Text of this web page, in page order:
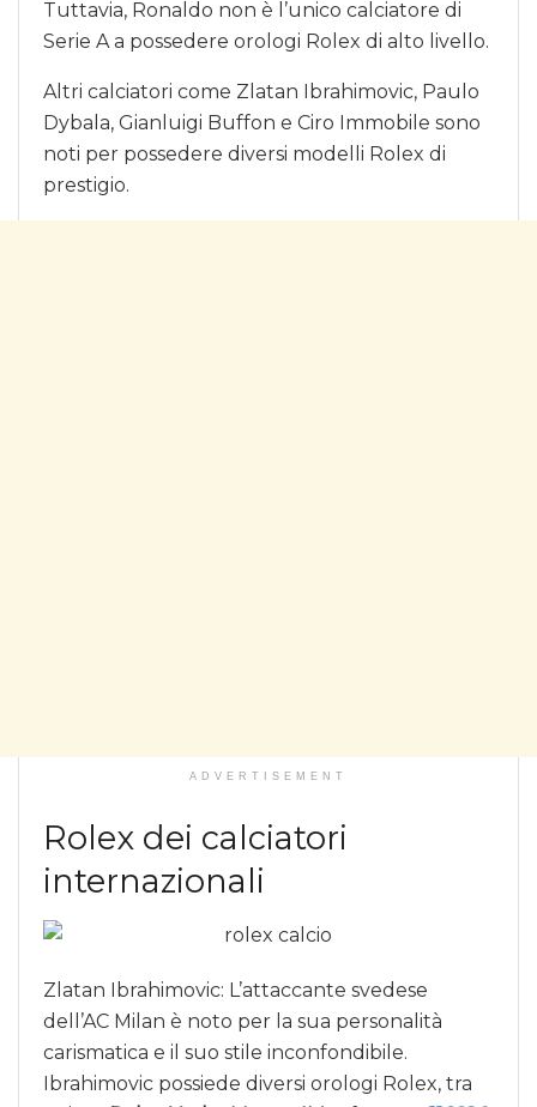
Tuttavia, Ronaldo non è l’unico calciatore di
Serie A a possedere orologi Rolex di alto livello.
Altri calciatori come Zlatan Ibrahimovic, Paulo
Dybala, Gianluigi Buffon e Ciro Immobile sono
noti per possedere diversi modelli Rolex di
prestigio.
ADVERTISEMENT
Rolex dei calciatori
internazionali
Zlatan Ibrahimovic: L’attaccante svedese
dell’AC Milan è noto per la sua personalità
carismatica e il suo stile inconfondibile.
Ibrahimovic possiede diversi orologi Rolex, tra